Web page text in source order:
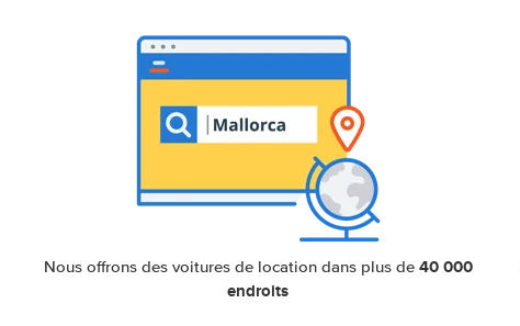
Nous offrons des voitures de location dans plus de 40 000
endroits